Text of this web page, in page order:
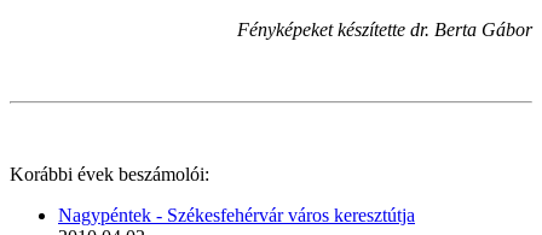
Fényképeket készítette dr. Berta Gábor
Korábbi évek beszámolói:
Nagypéntek - Székesfehérvár város keresztútja